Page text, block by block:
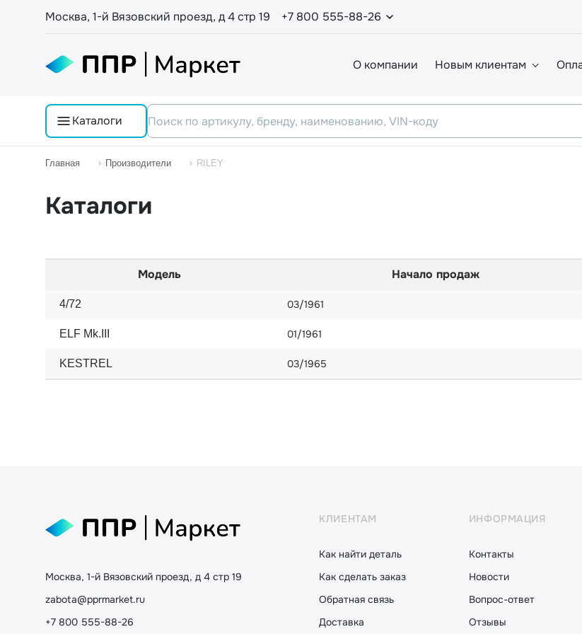
Москва, 1-й Вязовский проезд, д 4 стр 19 +7 800 555-88-26
О компании Новым клиентам
Каталоги
Главная Производители RILEY
Каталоги
Модель Начало продаж
4/72 03/1961
ELF Mk.III 01/1961
KESTREL 03/1965
Москва, 1-й Вязовский проезд, д 4 стр 19
zabota@pprmarket.ru
+7 800 555-88-26
КЛИЕНТАМ
Как найти деталь
Как сделать заказ
Обратная связь
Доставка
ИНФОРМАЦИЯ
Контакты
Новости
Вопрос-ответ
Отзывы